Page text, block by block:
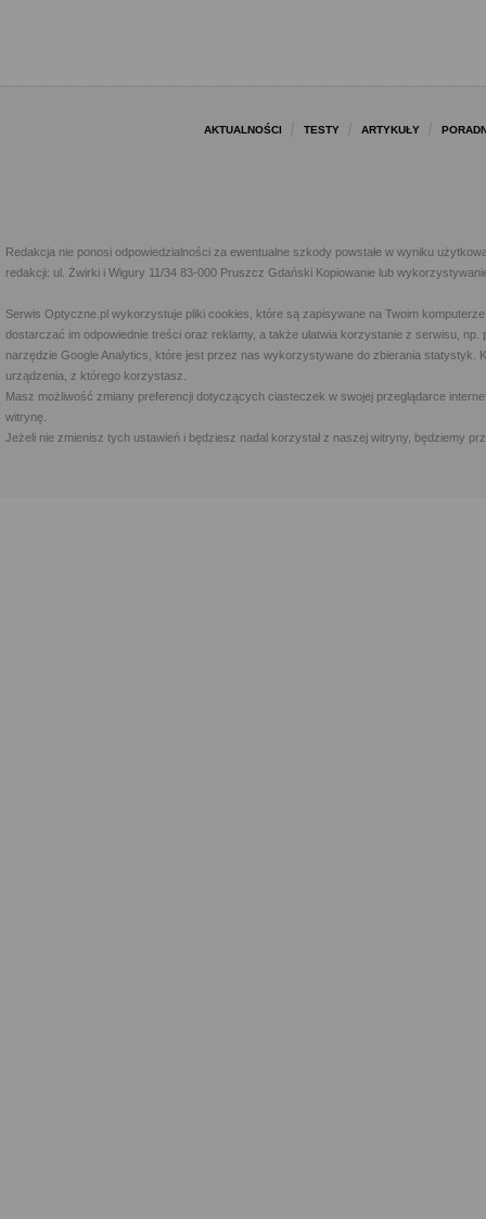
AKTUALNOŚCI TESTY ARTYKUŁY
Redakcja nie ponosi odpowiedzialności za ewentualne szkody powstałe w wyniku
redakcji: ul. Żwirki i Wigury 11/34 83-000 Pruszcz Gdański Kopiowanie lub
Serwis Optyczne.pl wykorzystuje pliki cookies, które są zapisywane na Twoim
dostarczać im odpowiednie treści oraz reklamy, a także ułatwia korzystanie z serwisu,
narzędzie Google Analytics, które jest przez nas wykorzystywane do zbierania statystyk.
urządzenia, z którego korzystasz.
Masz możliwość zmiany preferencji dotyczących ciasteczek w swojej przeglądarce
witrynę.
Jeżeli nie zmienisz tych ustawień i będziesz nadal korzystał z naszej witryny, będziemy